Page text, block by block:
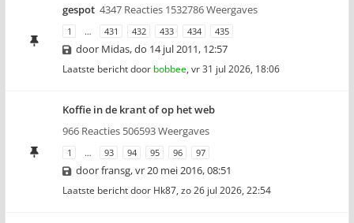
gespot 4347 Reacties 1532786 Weergaves
1 … 431 432 433 434 435
door Midas,do 14 jul 2011, 12:57
Laatste bericht door bobbee, vr 31 jul 2026, 18:06
Koffie in de krant of op het web
966 Reacties 506593 Weergaves
1 … 93 94 95 96 97
doorfransg,vr 20 mei 2016, 08:51
Laatste bericht door Hk87, zo 26 jul 2026, 22:54